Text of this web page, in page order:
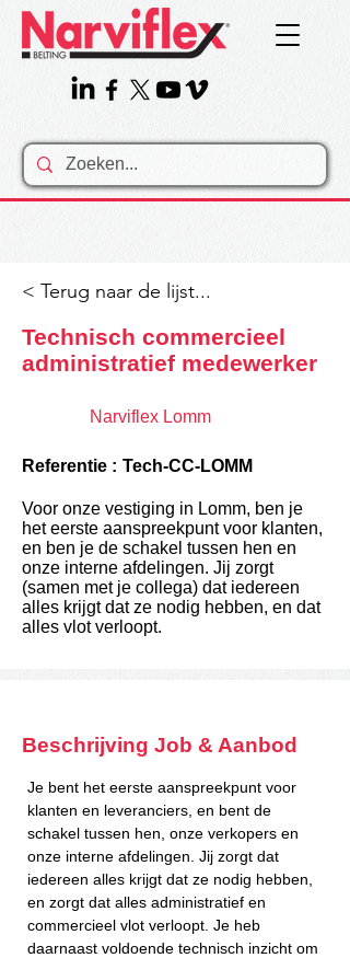
< Terug naar de lijst...
Technisch commercieel
administratief medewerker
Narviflex Lomm
Referentie : Tech-CC-LOMM
Voor onze vestiging in Lomm, ben je
het eerste aanspreekpunt voor klanten,
en ben je de schakel tussen hen en
onze interne afdelingen. Jij zorgt
(samen met je collega) dat iedereen
alles krijgt dat ze nodig hebben, en dat
alles vlot verloopt.
Beschrijving Job & Aanbod
Je bent het eerste aanspreekpunt voor
klanten en leveranciers, en bent de
schakel tussen hen, onze verkopers en
onze interne afdelingen. Jij zorgt dat
iedereen alles krijgt dat ze nodig hebben,
en zorgt dat alles administratief en
commercieel vlot verloopt. Je heb
daarnaast voldoende technisch inzicht om